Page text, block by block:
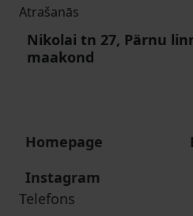
Atrašanās
Nikolai tn 27, Pärnu
maakond
Homepage
Instagram
Telefons